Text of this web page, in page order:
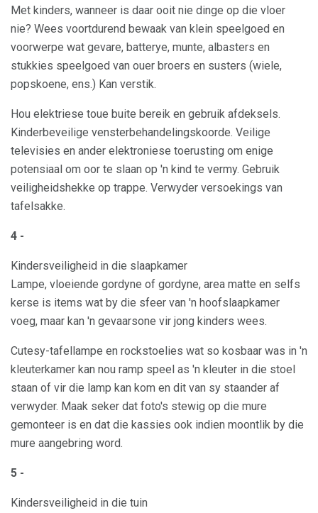
Met kinders, wanneer is daar ooit nie dinge op die vloer
nie? Wees voortdurend bewaak van klein speelgoed en
voorwerpe wat gevare, batterye, munte, albasters en
stukkies speelgoed van ouer broers en susters (wiele,
popskoene, ens.) Kan verstik.
Hou elektriese toue buite bereik en gebruik afdeksels.
Kinderbeveilige vensterbehandelingskoorde. Veilige
televisies en ander elektroniese toerusting om enige
potensiaal om oor te slaan op 'n kind te vermy. Gebruik
veiligheidshekke op trappe. Verwyder versoekings van
tafelsakke.
4 -
Kindersveiligheid in die slaapkamer
Lampe, vloeiende gordyne of gordyne, area matte en selfs
kerse is items wat by die sfeer van 'n hoofslaapkamer
voeg, maar kan 'n gevaarsone vir jong kinders wees.
Cutesy-tafellampe en rockstoelies wat so kosbaar was in 'n
kleuterkamer kan nou ramp speel as 'n kleuter in die stoel
staan ​​of vir die lamp kan kom en dit van sy staander af
verwyder. Maak seker dat foto's stewig op die mure
gemonteer is en dat die kassies ook indien moontlik by die
mure aangebring word.
5 -
Kindersveiligheid in die tuin